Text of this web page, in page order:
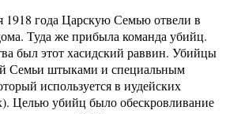
года Царскую Семью отвели в
Туда же прибыла команда убийц.
был этот хасидский раввин. Убийцы
Семьи штыками и специальным
используется в иудейских
Целью убийц было обескровливание